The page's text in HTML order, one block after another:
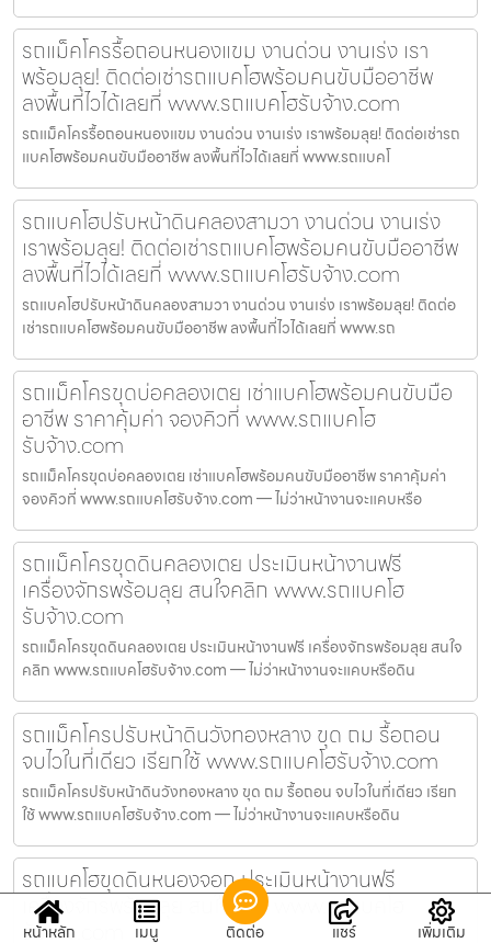
รถแม็คโครรื้อถอนหนองแขม งานด่วน งานเร่ง เรา
พร้อมลุย! ติดต่อเช่ารถแบคโฮพร้อมคนขับมืออาชีพ
ลงพื้นที่ไวได้เลยที่ www.รถแบคโฮรับจ้าง.com
รถแม็คโครรื้อถอนหนองแขม งานด่วน งานเร่ง เราพร้อมลุย! ติดต่อเช่ารถ
แบคโฮพร้อมคนขับมืออาชีพ ลงพื้นที่ไวได้เลยที่ www.รถแบคโ
รถแบคโฮปรับหน้าดินคลองสามวา งานด่วน งานเร่ง
เราพร้อมลุย! ติดต่อเช่ารถแบคโฮพร้อมคนขับมืออาชีพ
ลงพื้นที่ไวได้เลยที่ www.รถแบคโฮรับจ้าง.com
รถแบคโฮปรับหน้าดินคลองสามวา งานด่วน งานเร่ง เราพร้อมลุย! ติดต่อ
เช่ารถแบคโฮพร้อมคนขับมืออาชีพ ลงพื้นที่ไวได้เลยที่ www.รถ
รถแม็คโครขุดบ่อคลองเตย เช่าแบคโฮพร้อมคนขับมือ
อาชีพ ราคาคุ้มค่า จองคิวที่ www.รถแบคโฮ
รับจ้าง.com
รถแม็คโครขุดบ่อคลองเตย เช่าแบคโฮพร้อมคนขับมืออาชีพ ราคาคุ้มค่า
จองคิวที่ www.รถแบคโฮรับจ้าง.com — ไม่ว่าหน้างานจะแคบหรือ
รถแม็คโครขุดดินคลองเตย ประเมินหน้างานฟรี
เครื่องจักรพร้อมลุย สนใจคลิก www.รถแบคโฮ
รับจ้าง.com
รถแม็คโครขุดดินคลองเตย ประเมินหน้างานฟรี เครื่องจักรพร้อมลุย สนใจ
คลิก www.รถแบคโฮรับจ้าง.com — ไม่ว่าหน้างานจะแคบหรือดิน
รถแม็คโครปรับหน้าดินวังทองหลาง ขุด ถม รื้อถอน
จบไวในที่เดียว เรียกใช้ www.รถแบคโฮรับจ้าง.com
รถแม็คโครปรับหน้าดินวังทองหลาง ขุด ถม รื้อถอน จบไวในที่เดียว เรียก
ใช้ www.รถแบคโฮรับจ้าง.com — ไม่ว่าหน้างานจะแคบหรือดิน
รถแบคโฮขุดดินหนองจอก ประเมินหน้างานฟรี
เครื่องจักรพร้อมลุย สนใจคลิก www.รถแบคโฮ
รับจ้าง.com
หน้าหลัก เมนู ติดต่อ แชร์ เพิ่มเติม